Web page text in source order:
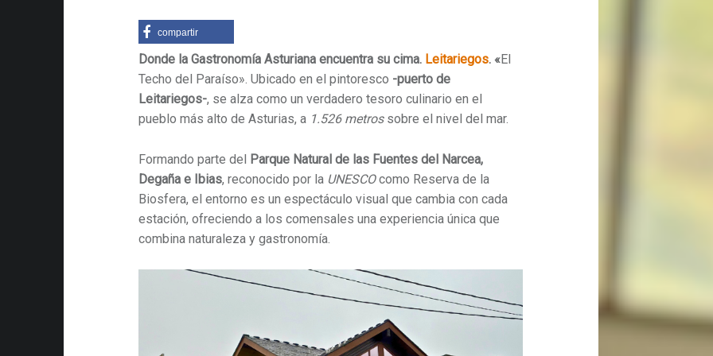
compartir
Donde la Gastronomía Asturiana encuentra su cima. Leitariegos. «El
Techo del Paraíso».Ubicado en el pintoresco -puerto de
Leitariegos-, se alza como un verdadero tesoro culinario en el
pueblo más alto de Asturias, a 1.526 metrossobre el nivel del mar.
Formando parte del Parque Natural de las Fuentes del Narcea,
Degaña e Ibias, reconocido por la UNESCOcomo Reserva de la
Biosfera, el entorno es un espectáculo visual que cambia con cada
estación, ofreciendo a los comensales una experiencia única que
combina naturaleza y gastronomía.